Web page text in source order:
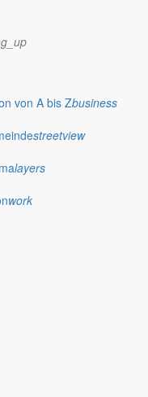
von A bis Zbusiness
streetview
layers
work